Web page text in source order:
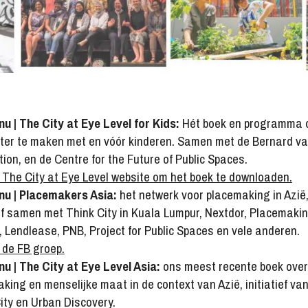
| The City at Eye Level for Kids: Hét boek en programma
te maken met en vóór kinderen. Samen met de Bernard
en de Centre for the Future of Public Spaces.
City at Eye Level website om het boek te downloaden.
| Placemakers Asia: het netwerk voor placemaking in Azië,
met Think City in Kuala Lumpur, Nextdor,
Lendlease, PNB, Project for Public Spaces en vele anderen.
FB groep.
| The City at Eye Level Asia: ons meest recente boek over
en menselijke maat in de context van Azië, initiatief
en Urban Discovery.